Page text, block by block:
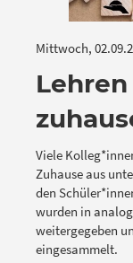
Mittwoch,
Viele
Zuhause aus
den
wurden in
weitergegeben
eingesammelt.